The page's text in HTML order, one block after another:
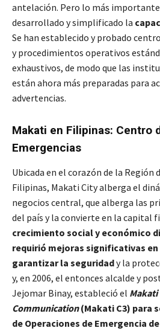
antelación. Pero lo más importante
desarrollado y simplificado la
Se han establecido y probado
y procedimientos operativos
exhaustivos, de modo que las
están ahora más preparadas para
advertencias.
Makati en Filipinas: Centro
Emergencias
Ubicada en el corazón de la Región
Filipinas, Makati City alberga el
negocios central, que alberga las
del país y la convierte en la capital
crecimiento social y económico
requirió mejoras significativas en
garantizar la seguridady la
y, en 2006, el entonces alcalde y
Jejomar Binay, estableció el Makati
Communication(Makati C3) para
de Operaciones de Emergencia